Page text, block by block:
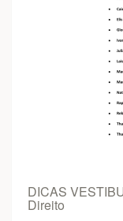
DICAS
Direito